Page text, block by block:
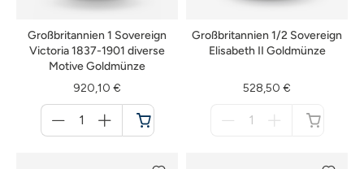
Großbritannien 1 Sovereign
Victoria 1837-1901 diverse
Motive Goldmünze
920,10 €
für
Warenkorb
Großbritannien 1/2 Sovereign
Elisabeth II Goldmünze
528,50 €